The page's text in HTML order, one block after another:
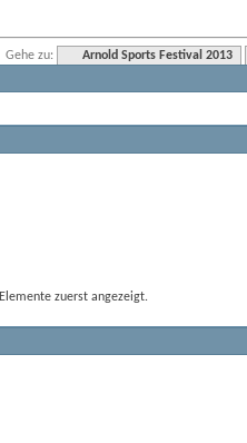
Gehe zu: Arnold Sports Festival 2013
zuerst angezeigt.